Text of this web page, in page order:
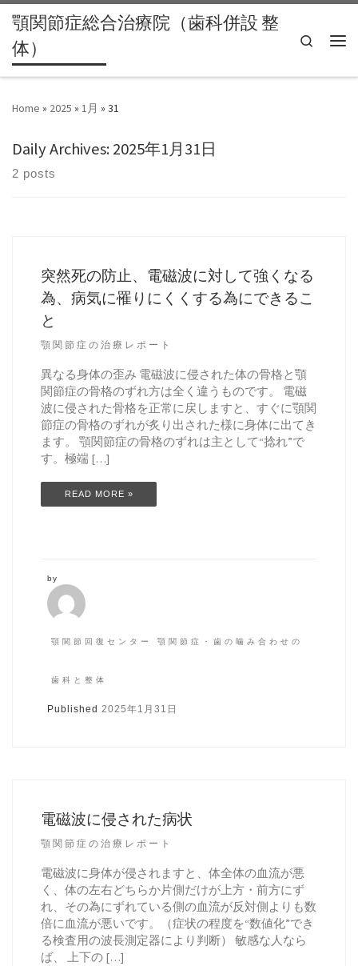
Skip to content
顎関節症総合治療院（歯科併設 整
体）
Search
Home » 2025 » 1月 » 31
Daily Archives:2025年1月31日
2 posts
突然死の防止、電磁波に対して強くなる
為、病気に罹りにくくする為にできるこ
と
顎関節症の治療レポート
異なる身体の歪み 電磁波に侵された体の骨格と顎
関節症の骨格のずれ方は全く違うものです。 電磁
波に侵された骨格を正常に戻しますと、すぐに顎関
節症の骨格のずれが炙り出された様に身体に出てき
ます。 顎関節症の骨格のずれは主として“捻れ”で
す。極端 […]
READ MORE »
by
顎関節回復センター 顎関節症・歯の噛み合わせの
歯科と整体
Published2025年1月31日
電磁波に侵された病状
顎関節症の治療レポート
電磁波に身体が侵されますと、体全体の血流が悪
く、体の左右どちらか片側だけが上方・前方にず
れ、その為にずれている側の血流が反対側よりも数
倍に血流が悪いです。（症状の程度を“数値化”でき
る検査用の波長測定器により判断） 敏感な人なら
ば、 上下の […]